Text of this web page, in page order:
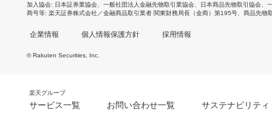
加入協会 日本証券業協会 一般社団法人金融先物取引業協会 日本商品先物取引協会
商号等 楽天証券株式会社／金融商品取引業者 関東財務局長（金商）第195号、商品先物
企業情報 個人情報保護方針 採用情報
© Rakuten Securities, Inc.
楽天グループ
サービス一覧 お問い合わせ一覧 サステナビリティ